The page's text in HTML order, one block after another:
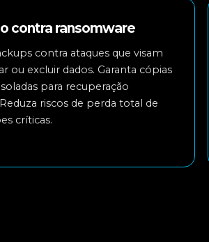
contra ransomware
contra ataques que visam
ou excluir dados. Garanta cópias
para recuperação
riscos de perda total de
críticas.